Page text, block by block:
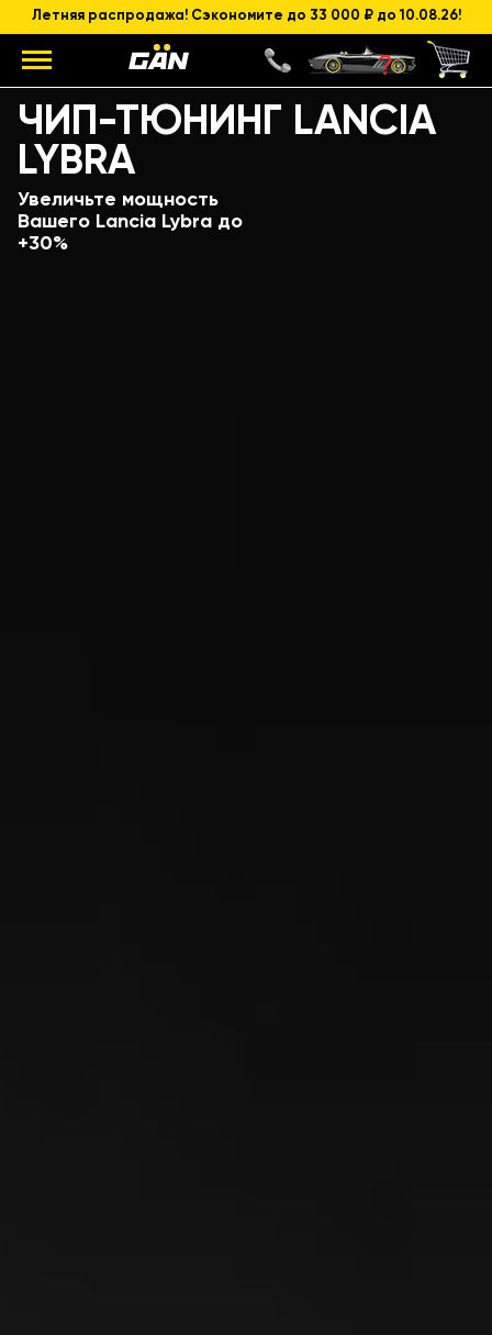
Летняя распродажа! Сэкономите до 33 000 ₽ до 10.08.26!
ЧИП-ТЮНИНГ LANCIA
LYBRA
Увеличьте мощность
Вашего Lancia Lybra до
+30%
Модель
Объем и мощность ДВС